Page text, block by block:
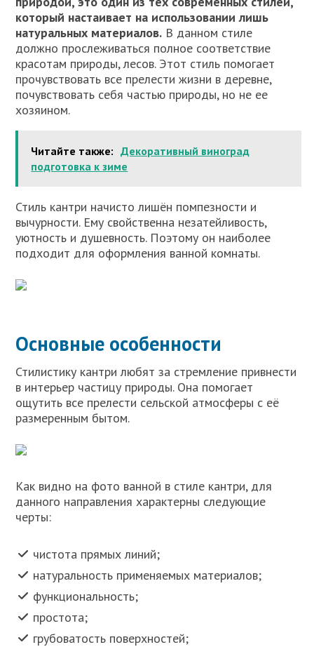
который настаивает на использовании лишь
натуральных материалов. В данном стиле
должно прослеживаться полное соответствие
красотам природы, лесов. Этот стиль помогает
прочувствовать все прелести жизни в деревне,
почувствовать себя частью природы, но не ее
хозяином.
Читайте также: Декоративный виноград
подготовка к зиме
Стиль кантри начисто лишён помпезности и
вычурности. Ему свойственна незатейливость,
уютность и душевность. Поэтому он наиболее
подходит для оформления ванной комнаты.
Основные особенности
Стилистику кантри любят за стремление привнести
в интерьер частицу природы. Она помогает
ощутить все прелести сельской атмосферы с её
размеренным бытом.
Как видно на фото ванной в стиле кантри, для
данного направления характерны следующие
черты:
чистота прямых линий;
натуральность применяемых материалов;
функциональность;
простота;
грубоватость поверхностей;